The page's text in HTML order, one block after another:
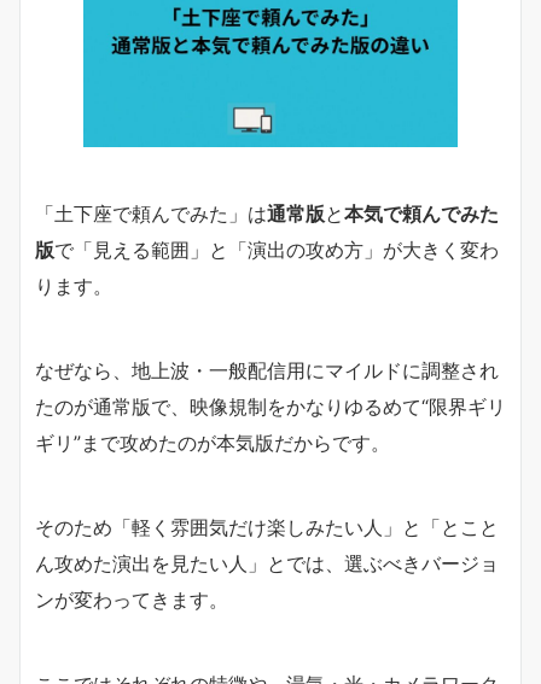
「土下座で頼んでみた」は通常版と本気で頼んでみた
版で「見える範囲」と「演出の攻め方」が大きく変わ
ります。
なぜなら、地上波・一般配信用にマイルドに調整され
たのが通常版で、映像規制をかなりゆるめて“限界ギリ
ギリ”まで攻めたのが本気版だからです。
そのため「軽く雰囲気だけ楽しみたい人」と「とこと
ん攻めた演出を見たい人」とでは、選ぶべきバージョ
ンが変わってきます。